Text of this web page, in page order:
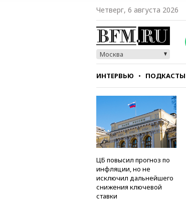
Четверг, 6 августа 2026
Москва
ИНТЕРВЬЮ ПОДКАСТЫ
СТИЛЬ ТЕСТЫ
ЦБ повысил прогноз по
инфляции, но не
исключил дальнейшего
снижения ключевой
ставки